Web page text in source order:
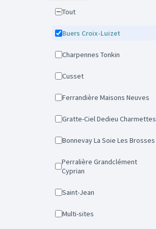
Tout
Buers Croix-Luizet
Charpennes Tonkin
Cusset
Ferrandière Maisons Neuves
Gratte-Ciel Dedieu Charmettes
Bonnevay La Soie Les Brosses
Perralière Grandclément
Cyprian
Saint-Jean
Multi-sites